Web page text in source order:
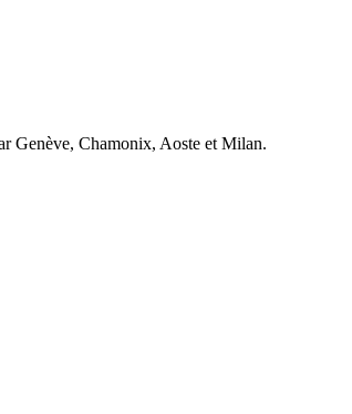
Genève, Chamonix, Aoste et Milan.